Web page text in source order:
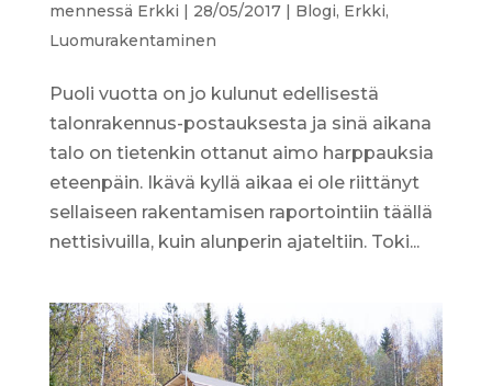
mennessä Erkki | 28/05/2017| Blogi, Erkki,
Luomurakentaminen
Puoli vuotta on jo kulunut edellisestä
talonrakennus-postauksesta ja sinä aikana
talo on tietenkin ottanut aimo harppauksia
eteenpäin. Ikävä kyllä aikaa ei ole riittänyt
sellaiseen rakentamisen raportointiin täällä
nettisivuilla, kuin alunperin ajateltiin. Toki...